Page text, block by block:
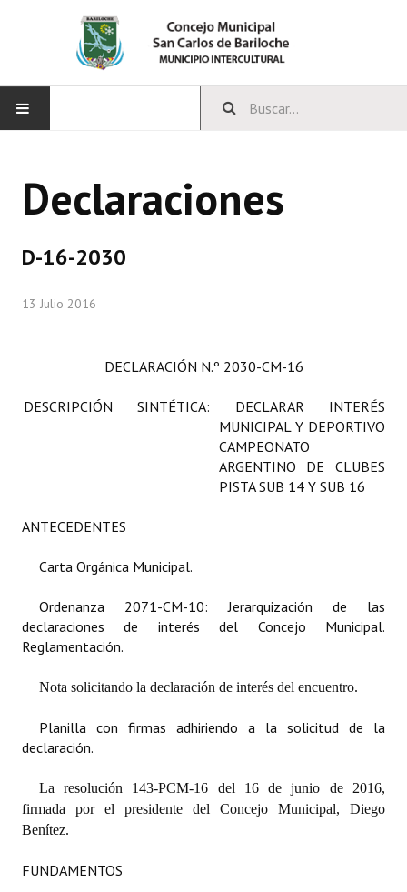
CONCEJO
Reglamento Interno
Digesto
Organigrama
DOCUMENTOS
Proyectos Presentados
Declaraciones
D-16-2030
13 Julio 2016
DECLARACIÓN N.º 2030-CM-16
DESCRIPCIÓN SINTÉTICA: DECLARAR INTERÉS
MUNICIPAL Y DEPORTIVO
CAMPEONATO
ARGENTINO DE CLUBES
PISTA SUB 14 Y SUB 16
ANTECEDENTES
Carta Orgánica Municipal.
Ordenanza 2071-CM-10: Jerarquización de las
declaraciones de interés del Concejo Municipal.
Reglamentación.
Nota solicitando la declaración de interés del encuentro.
Planilla con firmas adhiriendo a la solicitud de la
declaración.
La resolución 143-PCM-16 del 16 de junio de 2016,
firmada por el presidente del Concejo Municipal, Diego
Benítez.
FUNDAMENTOS